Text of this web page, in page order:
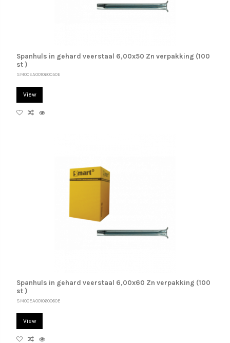
Spanhuls in gehard veerstaal 6,00x50 Zn verpakking (100
st )
SM00EA001060050E
View
Spanhuls in gehard veerstaal 6,00x60 Zn verpakking (100
st )
SM00EA001060060E
View